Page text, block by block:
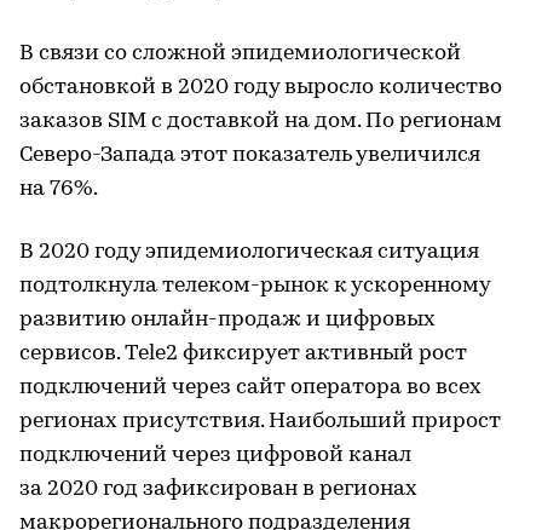
В связи со сложной эпидемиологической
обстановкой в 2020 году выросло количество
заказов SIM с доставкой на дом. По регионам
Северо-Запада этот показатель увеличился
на 76%.
В 2020 году эпидемиологическая ситуация
подтолкнула телеком-рынок к ускоренному
развитию онлайн-продаж и цифровых
сервисов. Tele2 фиксирует активный рост
подключений через сайт оператора во всех
регионах присутствия. Наибольший прирост
подключений через цифровой канал
за 2020 год зафиксирован в регионах
макрорегионального подразделения